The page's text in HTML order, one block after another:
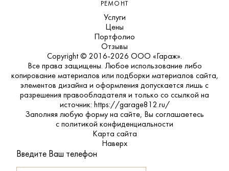
РЕМОНТ
Услуги
Цены
Портфолио
Отзывы
Copyright © 2016-2026 ООО «Гараж».
Все права защищены. Любое использование либо
копирование материалов или подборки материалов сайта,
элементов дизайна и оформления допускается лишь с
разрешения правообладателя и только со ссылкой на
источник: https://garage812.ru/
Заполняя любую форму на сайте, Вы соглашаетесь
с политикой конфиденциальности
Карта сайта
Наверх
Введите Ваш телефон